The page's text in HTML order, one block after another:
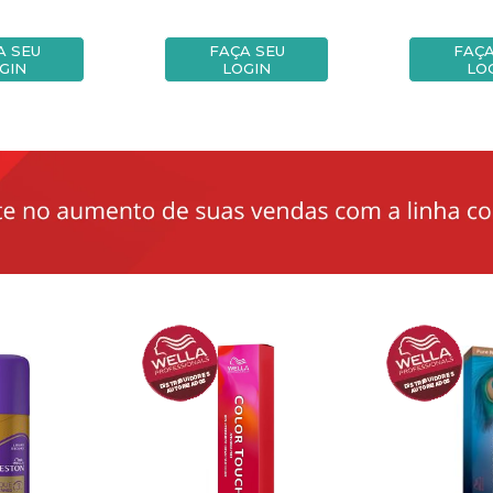
SEU
FAÇA SEU
LOGIN